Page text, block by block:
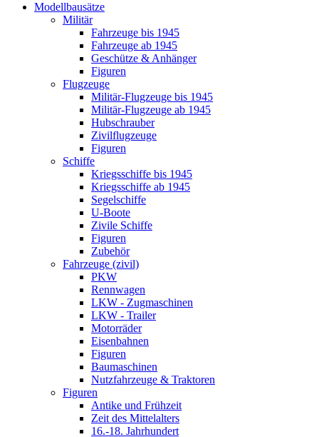
Modellbausätze
Militär
Fahrzeuge bis 1945
Fahrzeuge ab 1945
Geschütze & Anhänger
Figuren
Flugzeuge
Militär-Flugzeuge bis 1945
Militär-Flugzeuge ab 1945
Hubschrauber
Zivilflugzeuge
Figuren
Schiffe
Kriegsschiffe bis 1945
Kriegsschiffe ab 1945
Segelschiffe
U-Boote
Zivile Schiffe
Figuren
Zubehör
Fahrzeuge (zivil)
PKW
Rennwagen
LKW - Zugmaschinen
LKW - Trailer
Motorräder
Eisenbahnen
Figuren
Baumaschinen
Nutzfahrzeuge & Traktoren
Figuren
Antike und Frühzeit
Zeit des Mittelalters
16.-18. Jahrhundert